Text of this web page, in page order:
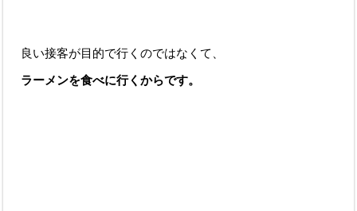
良い接客が目的で行くのではなくて、
ラーメンを食べに行くからです。